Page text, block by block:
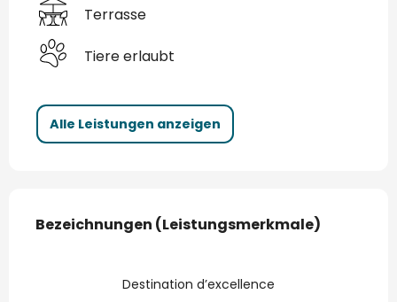
Terrasse
Tiere erlaubt
Alle Leistungen anzeigen
Bezeichnungen (Leistungsmerkmale)
Bezeichnungen (Leistungsmerkmale)
Destination d’excellence